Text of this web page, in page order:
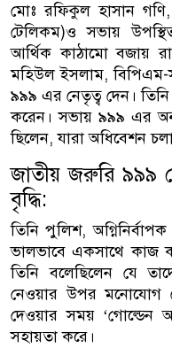
মোঃ রফিকুল হাসান
টেলিকম)ও সভায়
আর্থিক কাঠামো বজায়
মহিউল ইসলাম,
৯৯৯ এর নেতৃত্ব দেন। তিনি
করেন। সভায় ৯৯৯ এর
ছিলেন, যারা অধিবেশন
জাতীয় জরুরি ৯৯৯
বৃদ্ধি:
তিনি পুলিশ,
ভালভাবে একসাথে কাজ
তিনি বলেছিলেন যে
নেওয়ার উপর মনোযোগ
দেওয়ার সময় ‘গোল্ডেন
সহায়তা করে।